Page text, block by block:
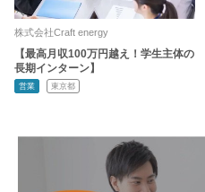
株式会社Craft energy
【最高月収100万円越え！学生主体の
長期インターン】
営業 東京都